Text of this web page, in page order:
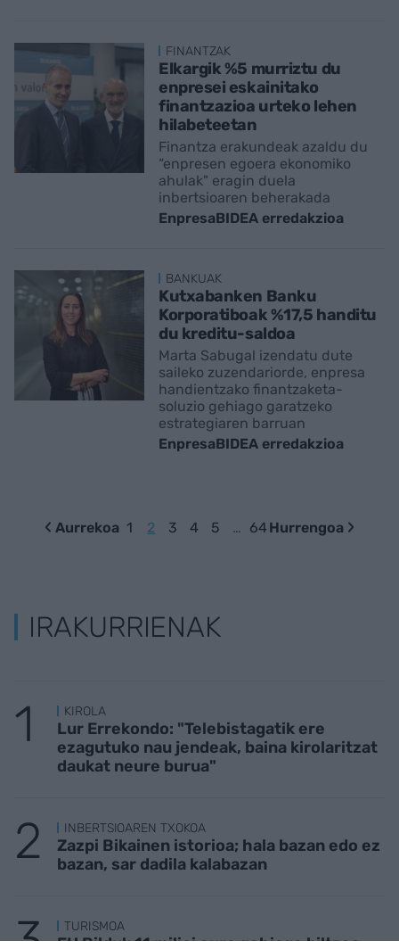
FINANTZAK
Elkargik %5 murriztu du
enpresei eskainitako
finantzazioa urteko lehen
hilabeteetan
Finantza erakundeak azaldu du
“enpresen egoera ekonomiko
ahulak" eragin duela
inbertsioaren beherakada
EnpresaBIDEA erredakzioa
BANKUAK
Kutxabanken Banku
Korporatiboak %17,5 handitu
du kreditu-saldoa
Marta Sabugal izendatu dute
saileko zuzendariorde, enpresa
handientzako finantzaketa-
soluzio gehiago garatzeko
estrategiaren barruan
EnpresaBIDEA erredakzioa
Aurrekoa 1 2 3 4 5 … 64Hurrengoa
IRAKURRIENAK
KIROLA
Lur Errekondo: "Telebistagatik ere
ezagutuko nau jendeak, baina kirolaritzat
daukat neure burua"
INBERTSIOAREN TXOKOA
Zazpi Bikainen istorioa; hala bazan edo ez
bazan, sar dadila kalabazan
TURISMOA
EH Bilduk 11 milioi euro gehiago biltzea